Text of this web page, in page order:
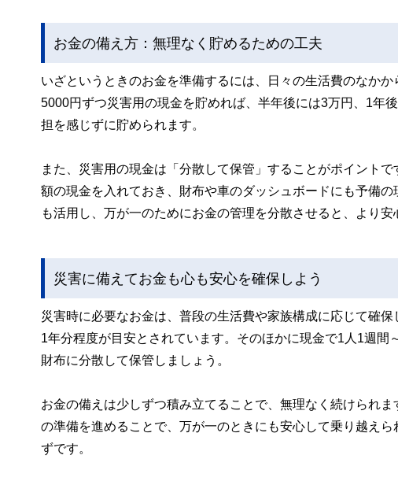
お金の備え方：無理なく貯めるための工夫
いざというときのお金を準備するには、日々の生活費のなか
5000円ずつ災害用の現金を貯めれば、半年後には3万円、1年
担を感じずに貯められます。
また、災害用の現金は「分散して保管」することがポイント
額の現金を入れておき、財布や車のダッシュボードにも予備
も活用し、万が一のためにお金の管理を分散させると、より安
災害に備えてお金も心も安心を確保しよう
災害時に必要なお金は、普段の生活費や家族構成に応じて確
1年分程度が目安とされています。そのほかに現金で1人1週
財布に分散して保管しましょう。
お金の備えは少しずつ積み立てることで、無理なく続けられ
の準備を進めることで、万が一のときにも安心して乗り越え
ずです。